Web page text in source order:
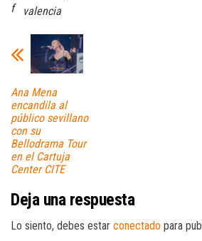
f
valencia
Ana Mena
encandila al
público sevillano
con su
Bellodrama Tour
en el Cartuja
Center CITE
Deja una respuesta
Lo siento, debes estar conectado para